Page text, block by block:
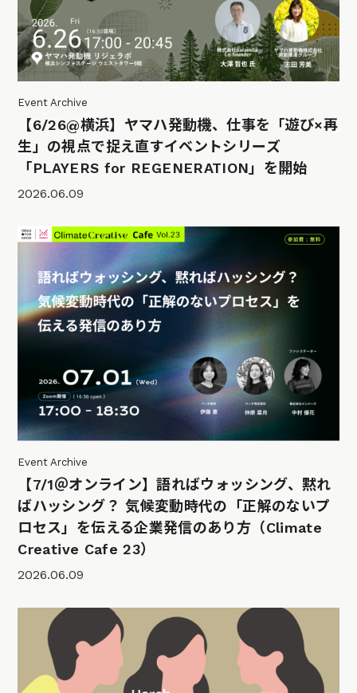
Event Archive
【6/26@横浜】ヤマハ発動機、仕事を「遊び×再
生」の視点で捉え直すイベントシリーズ
「PLAYERS for REGENERATION」を開始
2026.06.09
Event Archive
【7/1＠オンライン】語ればウォッシング、黙れ
ばハッシング？ 気候変動時代の「正解のないプ
ロセス」を伝える企業発信のあり方（Climate
Creative Cafe 23）
2026.06.09